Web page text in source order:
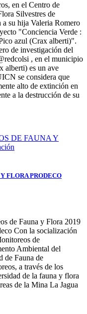
en el Centro de
Silvestres de
a su hija Valeria Romero
"Conciencia Verde :
azul (Crax alberti)".
de investigación del
, en el municipio
alberti) es un ave
se considera que
alto de extinción en
a la destrucción de su
FLORA PRODECO
de Fauna y Flora 2019
Con la socialización
de
Ambiental del
de Fauna de
a través de los
de la fauna y flora
de la Mina La Jagua